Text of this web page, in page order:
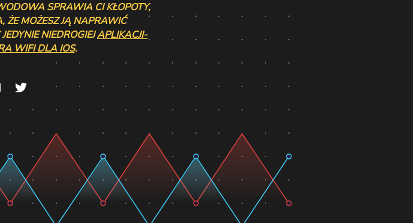
SPRAWIA CI KŁOPOTY,
ŻE MOŻESZ JĄ NAPRAWIĆ
NIEDROGIEJAPLIKACJI-
WIFI DLA IOS.